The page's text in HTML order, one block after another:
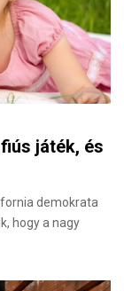
játék, és
demokrata
hogy a nagy